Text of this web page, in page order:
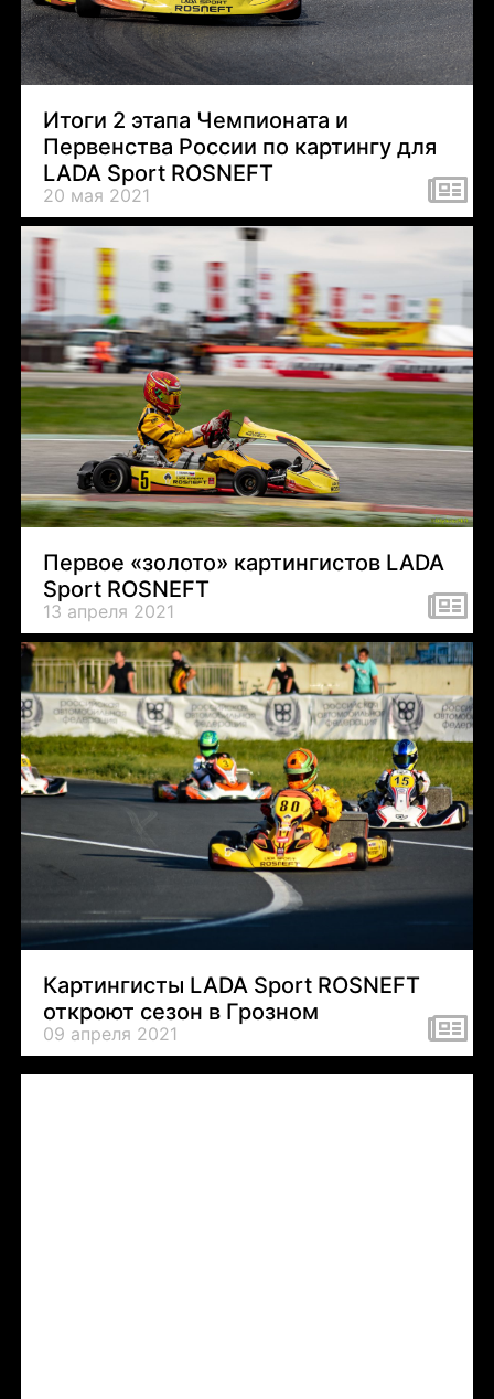
Итоги 2 этапа Чемпионата и
Первенства России по картингу для
LADA Sport ROSNEFT
20 мая 2021
Первое «золото» картингистов LADA
Sport ROSNEFT
13 апреля 2021
Картингисты LADA Sport ROSNEFT
откроют сезон в Грозном
09 апреля 2021